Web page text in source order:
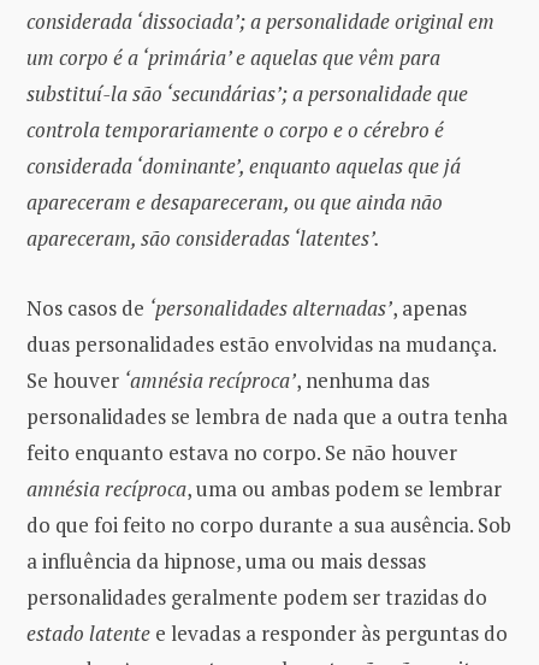
considerada ‘dissociada’; a personalidade original em
um corpo éa ‘primária’ e aquelas que vêm para
substituí-la são ‘secundárias’; a personalidade que
controla temporariamente o corpo e o cérebro é
considerada ‘dominante’, enquanto aquelas que já
apareceram e desapareceram, ou que ainda não
apareceram, são consideradas ‘latentes’.
Nos casos de ‘personalidades alternadas’, apenas
duas personalidades estão envolvidas na mudança.
Se houver ‘amnésia recíproca’, nenhuma das
personalidades se lembra de nada que a outra tenha
feito enquanto estava no corpo. Se não houver
amnésia recíproca, uma ou ambas podem se lembrar
do que foi feito no corpo durante a sua ausência. Sob
a influência da hipnose, uma ou mais dessas
personalidades geralmente podem ser trazidas do
estado latente e levadas a responder às perguntas do